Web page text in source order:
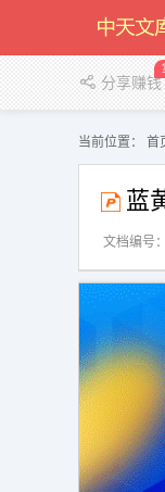
分享赚钱
当前位置： 首
蓝
文档编号